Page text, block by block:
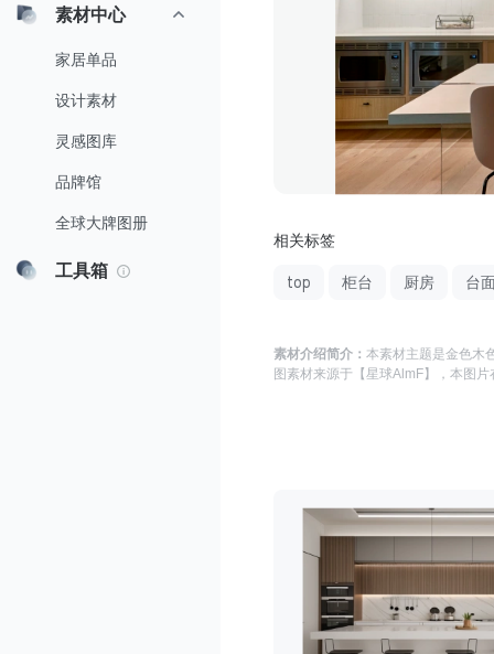
素材中心
家居单品
设计素材
灵感图库
品牌馆
全球大牌图册
工具箱
相关标签
top 柜台 厨房 台
素材介绍简介：本素材主题是金色木
图 素材来源于 【星球AlmF】 ，本图片